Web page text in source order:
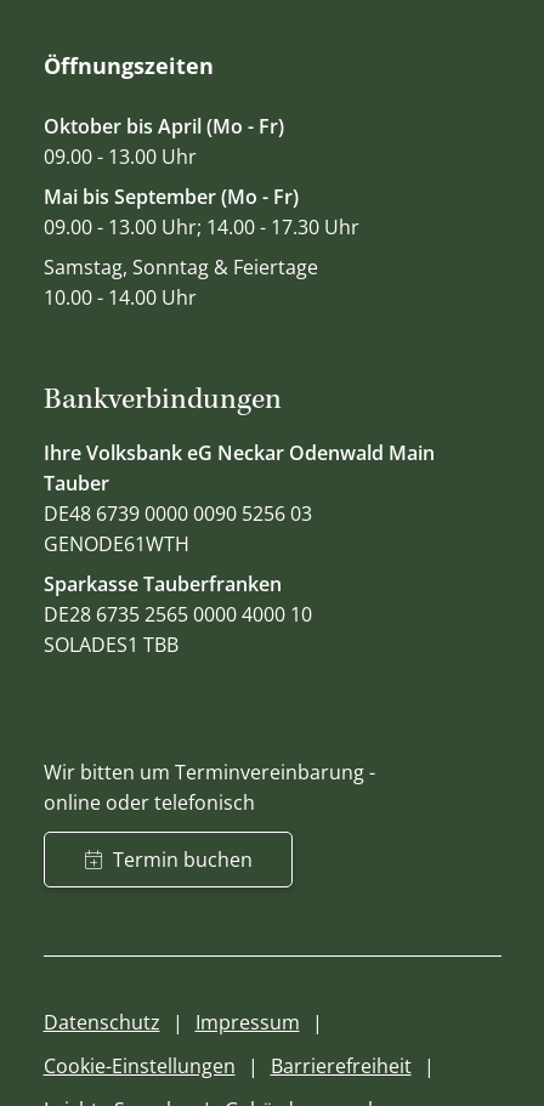
Bankverbindungen
Ihre Volksbank eG Neckar Odenwald Main
Tauber
DE48 6739 0000 0090 5256 03
GENODE61WTH
Sparkasse Tauberfranken
DE28 6735 2565 0000 4000 10
SOLADES1 TBB
Wir bitten um Terminvereinbarung -
online oder telefonisch
Termin buchen
Öffnungszeiten
Oktober bis April (Mo - Fr)
09.00 - 13.00 Uhr
Mai bis September (Mo - Fr)
09.00 - 13.00 Uhr; 14.00 - 17.30 Uhr
Samstag, Sonntag & Feiertage
10.00 - 14.00 Uhr
Datenschutz
Impressum
Cookie-Einstellungen
Barrierefreiheit